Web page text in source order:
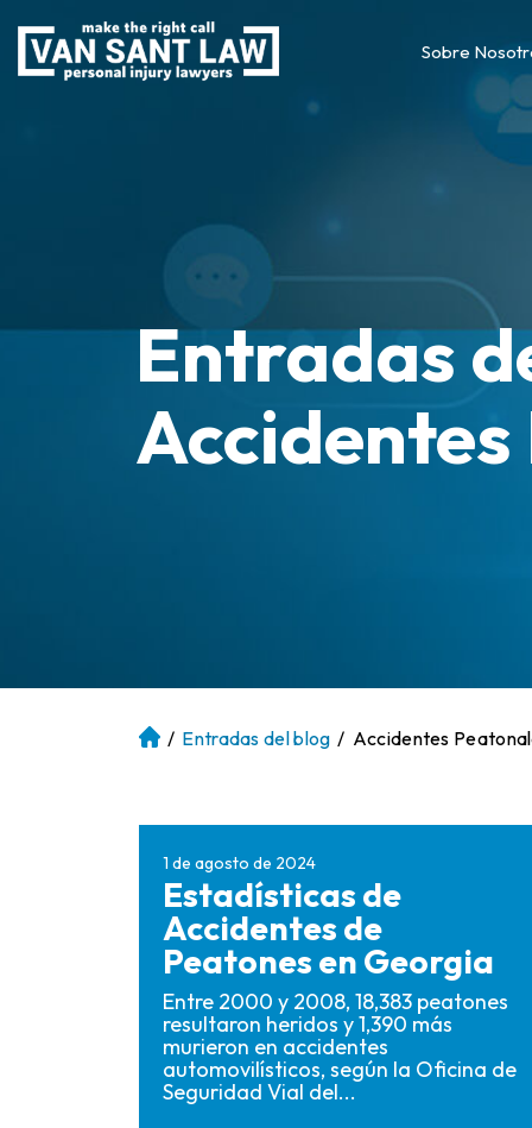
Sobre
Entradas
Ini / Entradas del blog / Accidentes
1 de agosto de 2024
Estadísticas de
Accidentes de
Peatones en Georgia
Entre 2000 y 2008, 18,383 peatones
resultaron heridos y 1,390 más
murieron en accidentes
automovilísticos, según la Oficina de
Seguridad Vial del...